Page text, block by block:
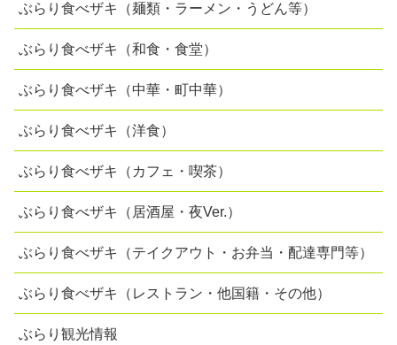
ぶらり食べザキ（麺類・ラーメン・うどん等）
ぶらり食べザキ（和食・食堂）
ぶらり食べザキ（中華・町中華）
ぶらり食べザキ（洋食）
ぶらり食べザキ（カフェ・喫茶）
ぶらり食べザキ（居酒屋・夜Ver.）
ぶらり食べザキ（テイクアウト・お弁当・配達専門等）
ぶらり食べザキ（レストラン・他国籍・その他）
ぶらり観光情報